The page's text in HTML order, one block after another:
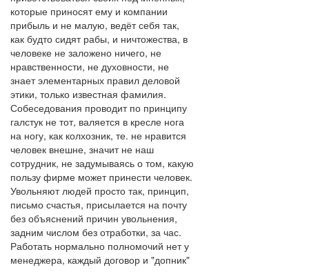
которые приносят ему и компании
прибыль и не малую, ведёт себя так,
как будто сидят рабы, и ничтожества, в
человеке не заложено ничего, не
нравственности, не духовности, не
знает элементарных правил деловой
этики, только известная фамилия.
Собеседования проводит по принципу
галстук не тот, валяется в кресле нога
на ногу, как колхозник, те. не нравится
человек внешне, значит не наш
сотрудник, не задумываясь о том, какую
пользу фирме может принести человек.
Увольняют людей просто так, принцип,
письмо счастья, присылается на почту
без объяснений причин увольнения,
задним числом без отработки, за час.
Работать нормально полномочий нет у
менеджера, каждый договор и "допник"